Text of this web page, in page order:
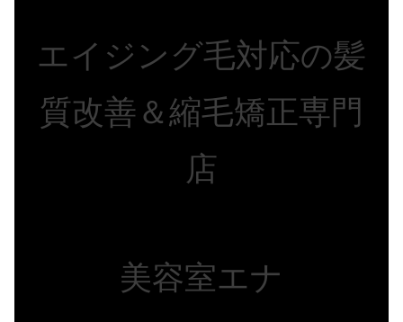
エイジング毛対応の髪
質改善＆縮毛矯正専門
店
美容室エナ